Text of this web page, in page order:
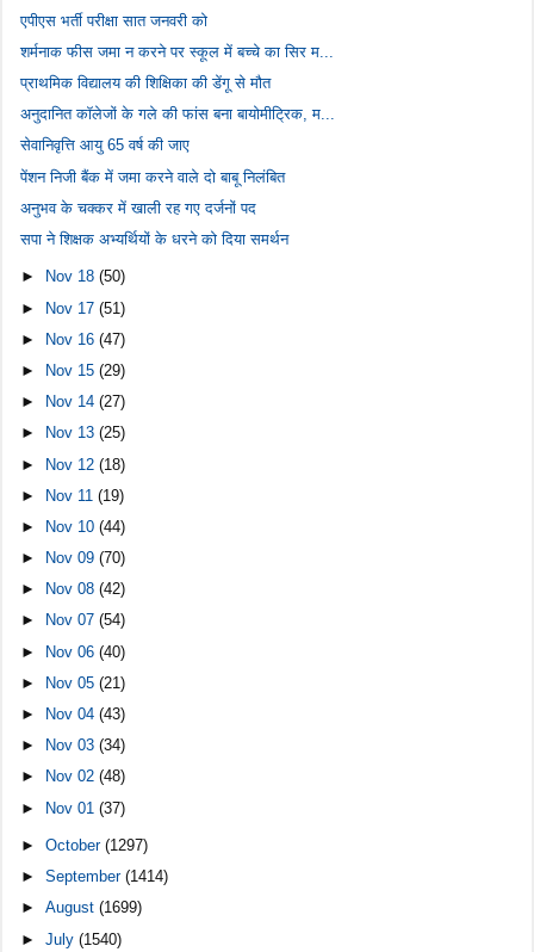
एपीएस भर्ती परीक्षा सात जनवरी को
शर्मनाक फीस जमा न करने पर स्कूल में बच्चे का सिर म...
प्राथमिक विद्यालय की शिक्षिका की डेंगू से मौत
अनुदानित कॉलेजों के गले की फांस बना बायोमीट्रिक, म...
सेवानिवृत्ति आयु 65 वर्ष की जाए
पेंशन निजी बैंक में जमा करने वाले दो बाबू निलंबित
अनुभव के चक्कर में खाली रह गए दर्जनों पद
सपा ने शिक्षक अभ्यर्थियों के धरने को दिया समर्थन
► Nov 18(50)
► Nov 17(51)
►
Nov 16(47)
►
Nov 15(29)
►
Nov 14(27)
►
Nov 13(25)
► Nov 12(18)
► Nov 11(19)
►
Nov 10(44)
►
Nov 09(70)
►
Nov 08(42)
►
Nov 07(54)
► Nov 06(40)
►
Nov 05(21)
►
Nov 04(43)
►
Nov 03(34)
►
Nov 02(48)
► Nov 01(37)
►October(1297)
►September(1414)
►August(1699)
►July(1540)